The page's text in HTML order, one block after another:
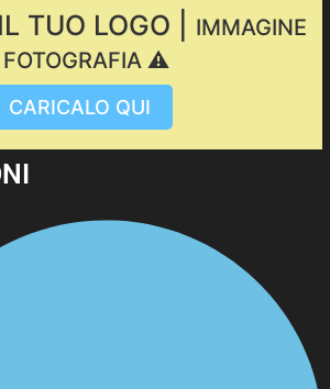
TUO LOGO |
IMMAGINE
| FOTOGRAFIA ⚠️
CARICALO QUI